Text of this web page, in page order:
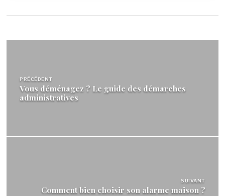
de
l’article
PRÉCÉDENT
Vous déménagez ? Le guide des démarches
administratives
SUIVANT
Comment bien choisir son alarme maison ?